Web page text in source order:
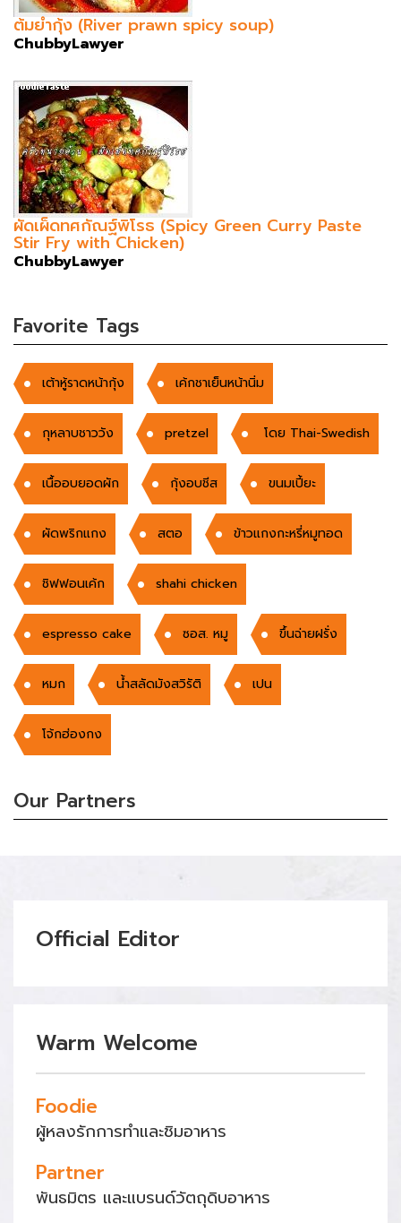
ต้มยำกุ้ง (River prawn spicy soup)
ChubbyLawyer
ผัดเผ็ดทศกัณฐ์พิโรธ (Spicy Green Curry Paste
Stir Fry with Chicken)
ChubbyLawyer
Favorite Tags
เต้าหู้ราดหน้ากุ้ง เค้กชาเย็นหน้านิ่ม
กุหลาบชาววัง pretzel โดย Thai-Swedish
เนื้ออบยอดผัก กุ้งอบชีส ขนมเปี้ยะ
ผัดพริกแกง สตอ ข้าวแกงกะหรี่หมูทอด
ชิฟฟอนเค้ก shahi chicken
espresso cake ซอส. หมู ขึ้นฉ่ายฝรั่ง
หมก น้ำสลัดมังสวิรัติ เปน
โจ้กฮ่องกง
Our Partners
Official Editor
Warm Welcome
Foodie
ผู้หลงรักการทำและชิมอาหาร
Partner
พันธมิตร และแบรนด์วัตถุดิบอาหาร